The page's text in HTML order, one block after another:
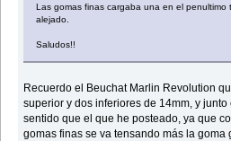
Las gomas finas cargaba una en el penultimo
alejado.
Saludos!!
Recuerdo el Beuchat Marlin Revolution
superior y dos inferiores de 14mm, y
sentido que el que he posteado, ya que
gomas finas se va tensando más la goma